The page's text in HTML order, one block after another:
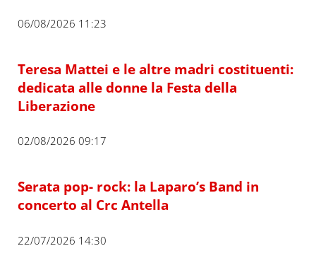
06/08/2026 11:23
Teresa Mattei e le altre madri costituenti:
dedicata alle donne la Festa della
Liberazione
02/08/2026 09:17
Serata pop- rock: la Laparo’s Band in
concerto al Crc Antella
22/07/2026 14:30